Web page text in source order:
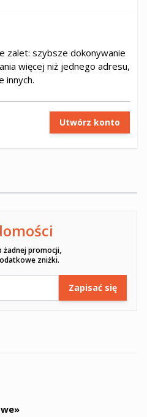
zalet: szybsze dokonywanie
więcej niż jednego adresu,
innych.
Utwórz konto
żadnej promocji,
zniżki.
Zapisać się
przez reCAPTCHA -